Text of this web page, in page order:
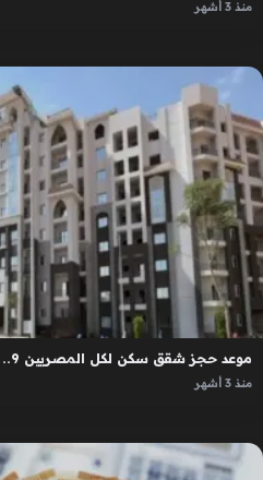
منذ 3 أشهر
موعد حجز شقق سكن لكل المصريين 9.. أماكن الطرح وتفاصيل الأسعار
منذ 3 أشهر